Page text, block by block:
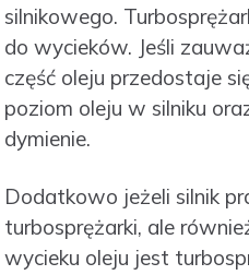
silnikowego.
do wycieków. Jeśli
część oleju przedostaje
poziom oleju w silniku
dymienie.
Dodatkowo jeżeli silnik
turbosprężarki, ale
wycieku oleju jest